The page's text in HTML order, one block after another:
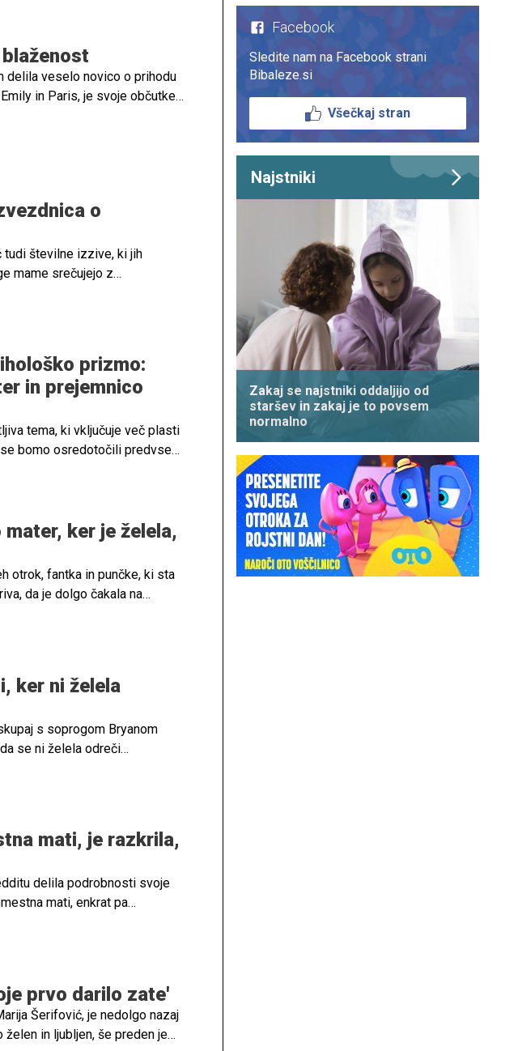
delila veselo novico o prihodu
in Paris, je svoje občutke
o
tudi številne izzive, ki jih
mame srečujejo z
prizmo:
in prejemnico
tema, ki vključuje več plasti
bomo osredotočili predvsem
ker je želela,
otrok, fantka in punčke, ki sta
da je dolgo čakala na
ker ni želela
s soprogom Bryanom
se ni želela odreči
mati, je razkrila,
delila podrobnosti svoje
mati, enkrat pa
prvo darilo zate'
Šerifović, je nedolgo nazaj
in ljubljen, še preden je
Facebook
Sledite nam na Facebook strani
Bibaleze.si
Všečkaj stran
Najstniki
Zakaj se najstniki oddaljijo od
staršev in zakaj je to povsem
normalno